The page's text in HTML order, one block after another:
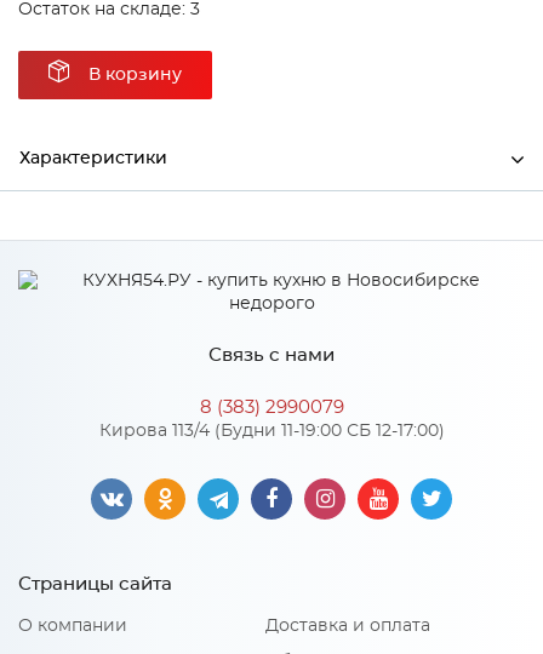
Остаток на складе: 3
В корзину
Характеристики
Высота 50
Связь с нами
8 (383) 2990079
Кирова 113/4 (Будни 11-19:00 СБ 12-17:00)
Страницы сайта
О компании Доставка и оплата